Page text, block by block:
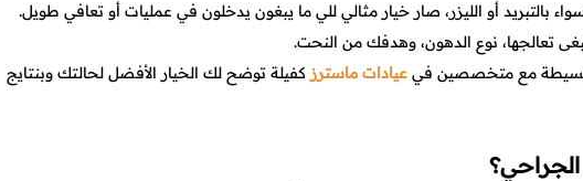
بالتبريد أو الليزر، صار خيار مثالي للي ما يبغون يدخلون في عمليات أو تعافي طويل.
تعالجها، نوع الدهون، وهدفك من النحت.
بسيطة مع متخصصين في عيادات ماسترز كفيلة توضح لك الخيار الأفضل لحالتك وبنتايج